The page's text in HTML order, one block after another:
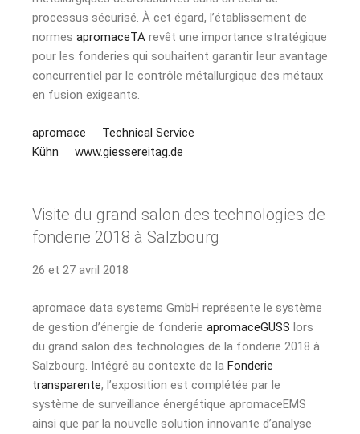
processus sécurisé. À cet égard, l’établissement de
normes apromaceTA revêt une importance stratégique
pour les fonderies qui souhaitent garantir leur avantage
concurrentiel par le contrôle métallurgique des métaux
en fusion exigeants.
apromace
Technical Service
Kühn
www.giessereitag.de
Visite du grand salon des technologies de
fonderie 2018 à Salzbourg
26 et 27 avril 2018
apromace data systems GmbH représente le système
de gestion d’énergie de fonderie apromaceGUSS lors
du grand salon des technologies de la fonderie 2018 à
Salzbourg. Intégré au contexte de la Fonderie
transparente, l’exposition est complétée par le
système de surveillance énergétique apromaceEMS
ainsi que par la nouvelle solution innovante d’analyse